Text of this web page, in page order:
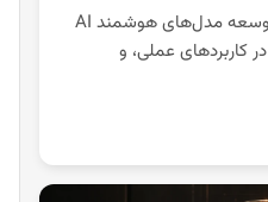
مقاله‌ای جامع درباره رقابت و توسعه مدل‌های هوشمند AI
در سال ۲۰۲۶، نقش GapGPT در کاربردهای عملی، و